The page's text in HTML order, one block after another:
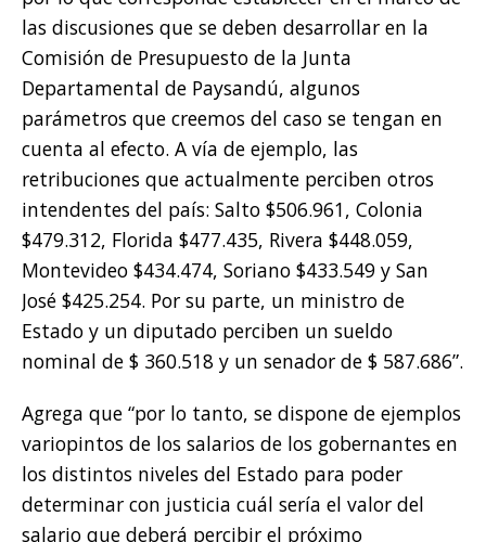
las discusiones que se deben desarrollar en la
Comisión de Presupuesto de la Junta
Departamental de Paysandú, algunos
parámetros que creemos del caso se tengan en
cuenta al efecto. A vía de ejemplo, las
retribuciones que actualmente perciben otros
intendentes del país: Salto $506.961, Colonia
$479.312, Florida $477.435, Rivera $448.059,
Montevideo $434.474, Soriano $433.549 y San
José $425.254. Por su parte, un ministro de
Estado y un diputado perciben un sueldo
nominal de $ 360.518 y un senador de $ 587.686”.
Agrega que “por lo tanto, se dispone de ejemplos
variopintos de los salarios de los gobernantes en
los distintos niveles del Estado para poder
determinar con justicia cuál sería el valor del
salario que deberá percibir el próximo